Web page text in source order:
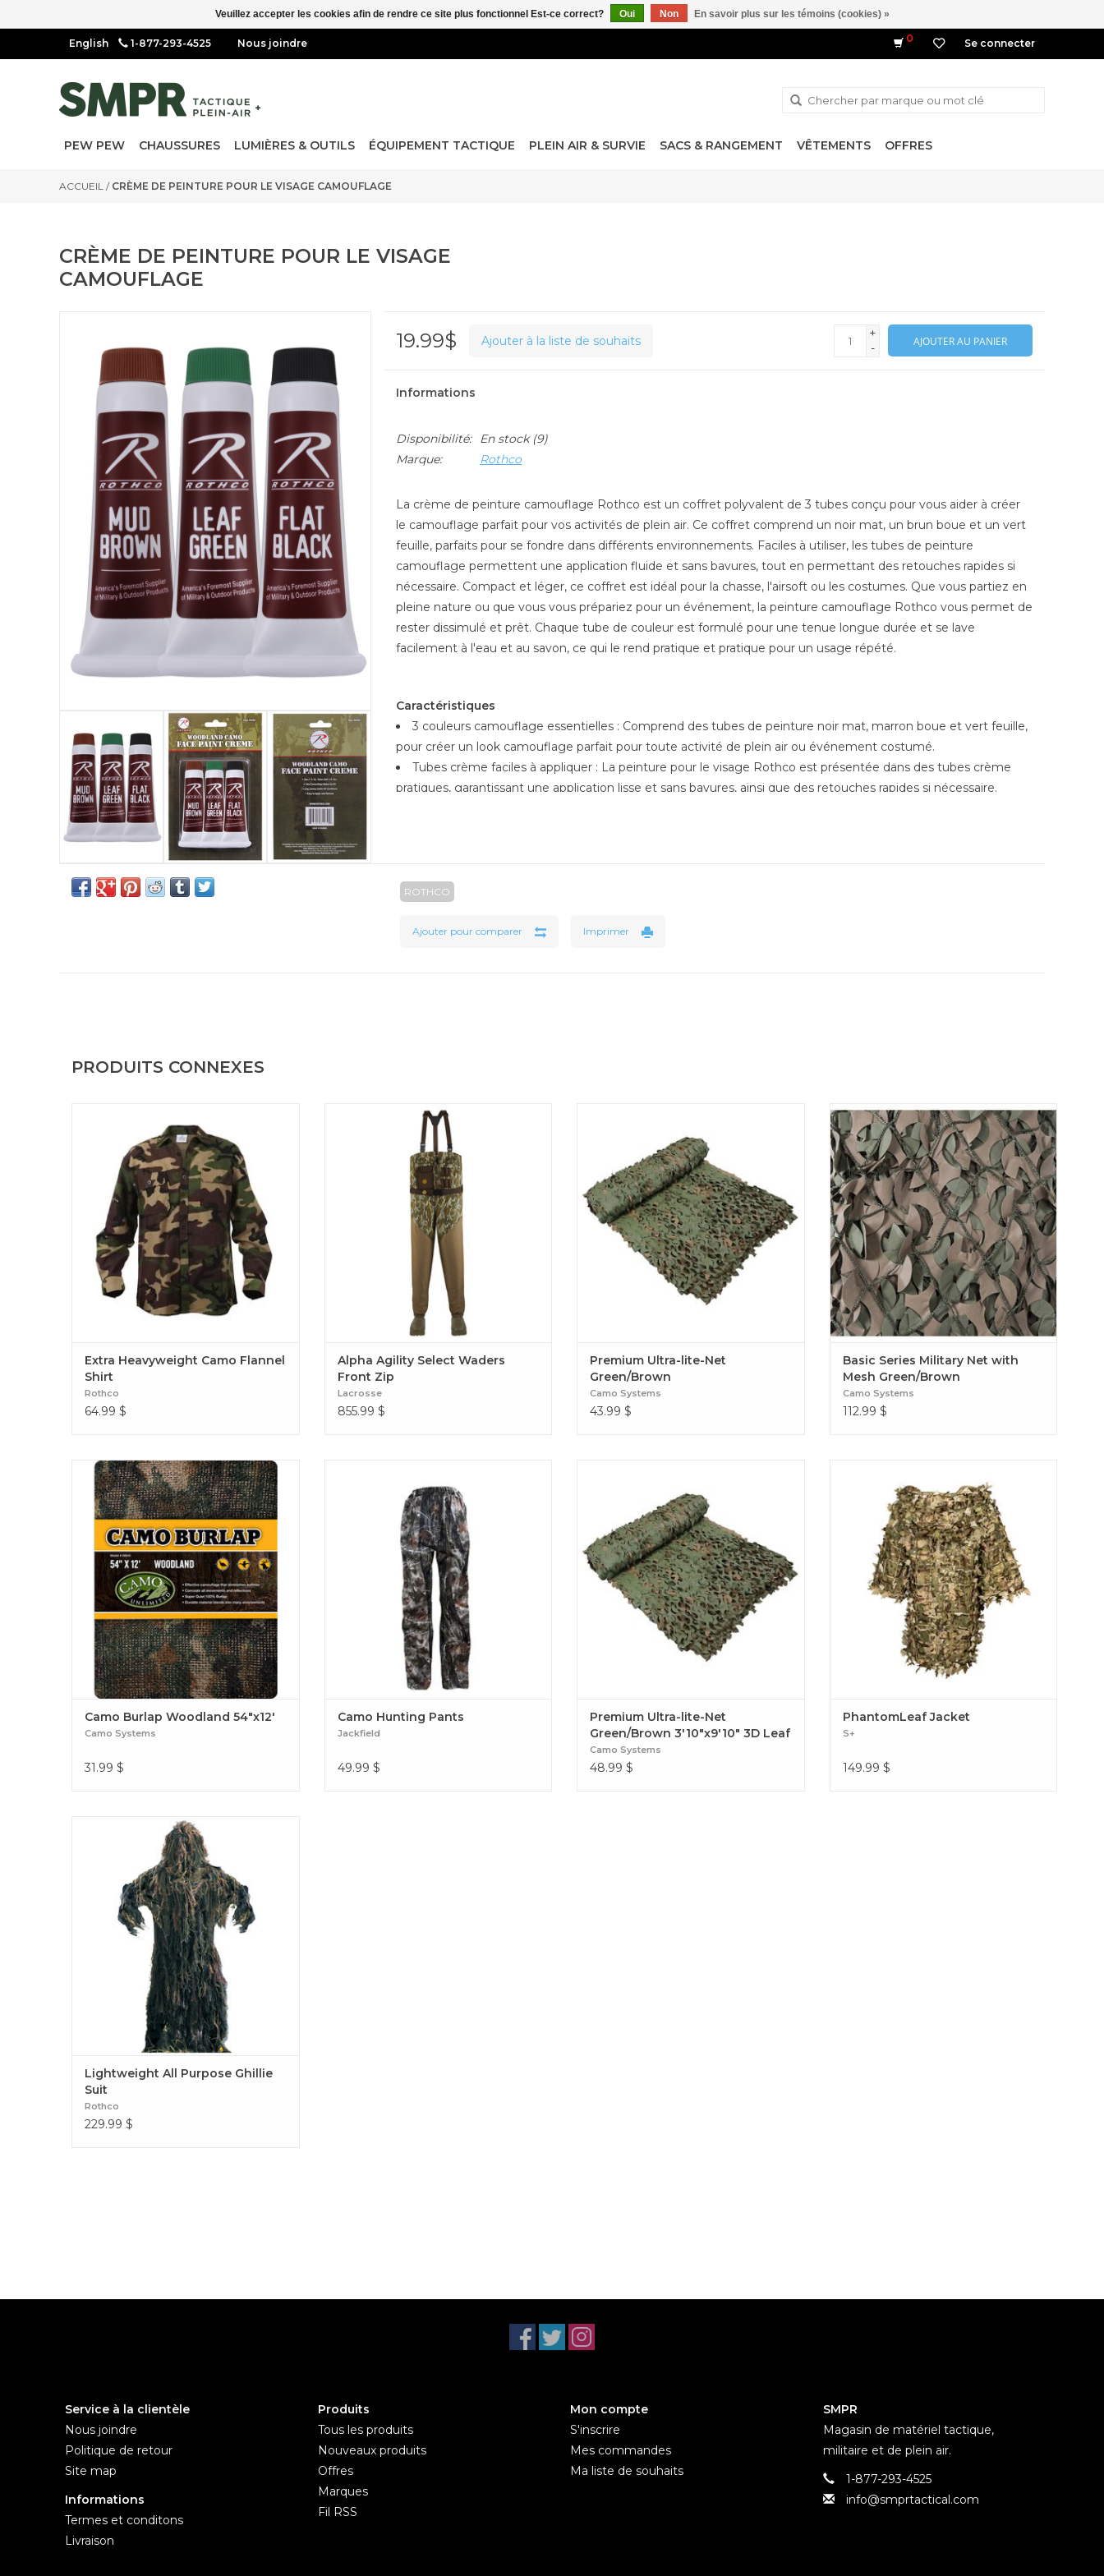
1-877-293-4525 Nous joindre 0 Se connecter
PEW PEW CHAUSSURES LUMIÈRES & OUTILS ÉQUIPEMENT TACTIQUE PLEIN AIR & SURVIE SACS & RANGEMENT VÊTEMENTS OFFRES
ACCUEIL / CRÈME DE PEINTURE POUR LE VISAGE CAMOUFLAGE
CRÈME DE PEINTURE POUR LE VISAGE
CAMOUFLAGE
19.99$ Ajouter à la liste de souhaits
+
-
AJOUTER AU PANIER
Informations
Disponibilité: En stock(9)
Marque:
Rothco
La crème de peinture camouflage Rothco est un coffret polyvalent de 3 tubes conçu pour vous aider à créer
le camouflage parfait pour vos activités de plein air. Ce coffret comprend un noir mat, un brun boue et un vert
feuille, parfaits pour se fondre dans différents environnements. Faciles à utiliser, les tubes de peinture
camouflage permettent une application fluide et sans bavures, tout en permettant des retouches rapides si
nécessaire. Compact et léger, ce coffret est idéal pour la chasse, l'airsoft ou les costumes. Que vous partiez en
pleine nature ou que vous vous prépariez pour un événement, la peinture camouflage Rothco vous permet de
rester dissimulé et prêt. Chaque tube de couleur est formulé pour une tenue longue durée et se lave
facilement à l'eau et au savon, ce qui le rend pratique et pratique pour un usage répété.
Caractéristiques
3 couleurs camouflage essentielles : Comprend des tubes de peinture noir mat, marron boue et vert feuille,
pour créer un look camouflage parfait pour toute activité de plein air ou événement costumé.
Tubes crème faciles à appliquer : La peinture pour le visage Rothco est présentée dans des tubes crème
pratiques, garantissant une application lisse et sans bavures, ainsi que des retouches rapides si nécessaire.
qui en fait l'accessoire idéal pour la chasse, l'airsoft ou autres excursions en plein air.
offrant une expérience sans tracas pour de multiples utilisations.
ROTHCO
Ajouter pour comparer Imprimer
PRODUITS CONNEXES
que nos chemises à carreaux buffalo, mais
mise à jour avec notre motif camouflage
classique des bois. Extra Heavyweight Camo
Flannel Shirt
Extra Heavyweight Camo Flannel
Shirt
Rothco
64.99 $
L'agilité des chaussures athlétiques rencontre
l'utilité des bottes de wader. Alpha Agility
Select Waders Front Zip
Alpha Agility Select Waders
Front Zip
Lacrosse
855.99 $
Premium Ultra-lite-Net
Green/Brown
Camo Systems
43.99 $
Basic Series Military Net with Mesh
Green/Brown
Basic Series Military Net with
Mesh Green/Brown
Camo Systems
112.99 $
Camo Burlap Woodland 54″x12′
Camo Burlap Woodland 54″x12′
Camo Systems
31.99 $
camouflage de Jackfield Camo Hunting
Pants
Camo Hunting Pants
Jackfield
49.99 $
Premium Ultra-lite-Net
Green/Brown 3′10″x9′10″ 3D Leaf
Camo Systems
48.99 $
environnement avec la veste PhantomLeaf,
un survêtement de camouflage de pointe
conçu pour offrir une dissimulation
maximale. PhantomLeaf Jacket
PhantomLeaf Jacket
S+
149.99 $
Idéale pour les activités de plein air ou les
déguisements, cette combinaison offre un
camouflage et un confort supérieurs
Lightweight All Purpose Ghillie Suit
Lightweight All Purpose Ghillie
Suit
Rothco
229.99 $
Service à la clientèle
Nous joindre
Politique de retour
Site map
Informations
Termes et conditons
Livraison
Produits
Tous les produits
Nouveaux produits
Offres
Marques
Fil RSS
Mon compte
S'inscrire
Mes commandes
Ma liste de souhaits
SMPR
Magasin de matériel tactique,
militaire et de plein air.
1-877-293-4525
info@smprtactical.com
Veuillez accepter les cookies afin de rendre ce site plus fonctionnel Est-ce correct? Oui Non En savoir plus sur les témoins (cookies) »